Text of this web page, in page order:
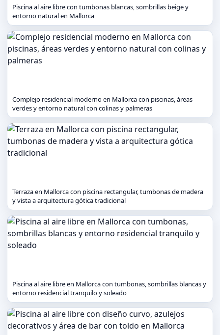
Piscina al aire libre con tumbonas blancas, sombrillas beige y
entorno natural en Mallorca
Complejo residencial moderno en Mallorca con piscinas, áreas
verdes y entorno natural con colinas y palmeras
Terraza en Mallorca con piscina rectangular, tumbonas de madera
y vista a arquitectura gótica tradicional
Piscina al aire libre en Mallorca con tumbonas, sombrillas blancas y
entorno residencial tranquilo y soleado